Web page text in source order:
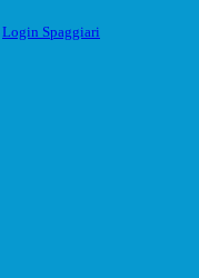
Login Spaggiari